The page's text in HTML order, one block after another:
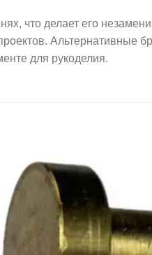
что делает его
Альтернативные
для рукоделия.